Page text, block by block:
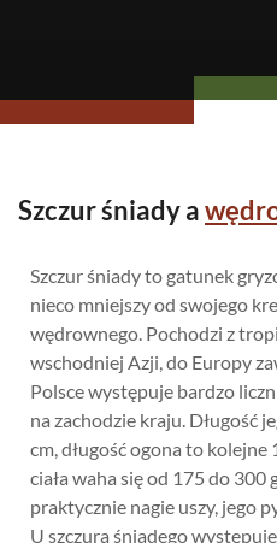
Szczur śniady a
Szczur śniady to gatunek
nieco mniejszy od swojego
wędrownego. Pochodzi z
wschodniej Azji, do Europy
Polsce występuje bardzo
na zachodzie kraju. Długość
cm, długość ogona to kolejne
ciała waha się od 175 do 300
praktycznie nagie uszy, jego
U szczura śniadego